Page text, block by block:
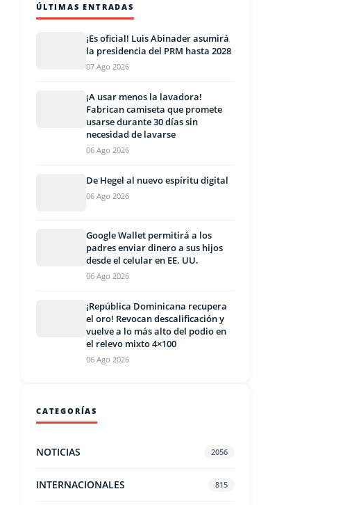
ÚLTIMAS ENTRADAS
¡Es oficial! Luis Abinader asumirá
la presidencia del PRM hasta 2028
07 Ago 2026
¡A usar menos la lavadora!
Fabrican camiseta que promete
usarse durante 30 días sin
necesidad de lavarse
06 Ago 2026
De Hegel al nuevo espíritu digital
06 Ago 2026
Google Wallet permitirá a los
padres enviar dinero a sus hijos
desde el celular en EE. UU.
06 Ago 2026
¡República Dominicana recupera
el oro! Revocan descalificación y
vuelve a lo más alto del podio en
el relevo mixto 4×100
06 Ago 2026
CATEGORÍAS
NOTICIAS 2056
INTERNACIONALES 815